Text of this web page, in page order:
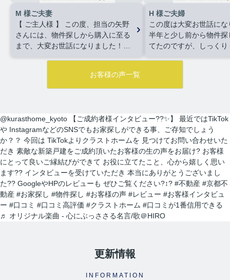
M 様ご夫妻
【 ご主人様 】
この度、担当の矢野
さんには、物件探しから購入に至る
まで、大変お世話になりました！
難しい希望や条件に
もかかわらず、何件も何件も、内
感謝しています。 良い御縁に出会
えました事、嬉しく思います。本当
にありがとうございました！【 奥
様 】この度、担当して下さった矢
野さんには、たいへん大変お世話に
なり、本当にありがとうございま
した。暑い暑い最中、こちらの要
望に沿った物件探しに尽力して下さ
り、家族皆んなが笑顔になれる、
素敵な家に出会えることができまし
度々足を運んで下さり、連絡や報告
など常に迅速に対応して下さいまし
私達家族の希望に、寄り添っ
H 様ご夫婦
この度は大変お世話に
半年と少し前から物件探
てたのですが、しっく
れたのが中野さんだった
命に親身になって物件を
います。こちらの話を
てくれて、ただ売りた
二人三脚で私達に合う物
るために一緒に頑張って
った感じです。違うな、
はっきり言って大丈夫で
て下さる事も好印象でし
での担当さん達とは違う
とも意見が一致しました
お客様の声一覧
@kurasthome_kyoto 【ご成約者様インタビュー?️?✨】 最近ではTikTok
や InstagramなどのSNSでもお家探しができる事、ご存知でしょう
か？？ 今回は TikTokよりクラストホームを 見つけてお問い合わせいた
だき 素敵な新築戸建をご成約頂いたお客様の生の声をお届け? お客様
にとって良いご縁結びができて お役に立てたこと、心から嬉しく思い
ます?? インタビューを受けていただき 本当にありがとうございまし
た?? GoogleやHPのレビューも ぜひご覧ください?‍↕️? #不動産 #京都不
動産 #お家探し #物件探し #お客様の声 #レビュー #お客様インタビュ
ー #口コミ #口コミ高評価 #クラストホーム #口コミが1番信用できる
♬ オリジナル楽曲 - 心にぶっささる名言/歌＠HIRO
更新情報
INFORMATION